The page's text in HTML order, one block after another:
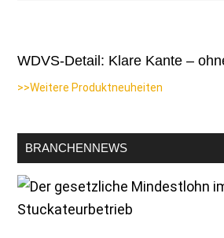
WDVS-Detail: Klare Kante –
>>Weitere Produktneuheiten
BRANCHENNEWS